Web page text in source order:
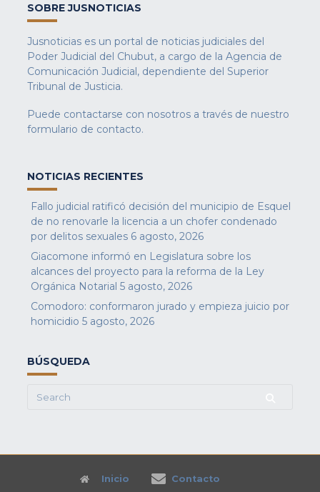
SOBRE JUSNOTICIAS
Jusnoticias es un portal de noticias judiciales del
Poder Judicial del Chubut, a cargo de la Agencia de
Comunicación Judicial, dependiente del Superior
Tribunal de Justicia.
Puede contactarse con nosotros a través de nuestro
formulario de contacto.
NOTICIAS RECIENTES
Fallo judicial ratificó decisión del municipio de Esquel
de no renovarle la licencia a un chofer condenado
por delitos sexuales 6 agosto, 2026
Giacomone informó en Legislatura sobre los
alcances del proyecto para la reforma de la Ley
Orgánica Notarial 5 agosto, 2026
Comodoro: conformaron jurado y empieza juicio por
homicidio 5 agosto, 2026
BÚSQUEDA
Search
Inicio Contacto